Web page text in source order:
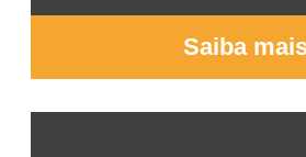
Saiba